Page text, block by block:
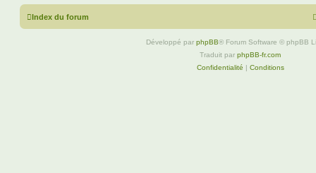
Index du forum
Développé par phpBB® Forum Software © phpBB
Traduit par phpBB-fr.com
Confidentialité | Conditions